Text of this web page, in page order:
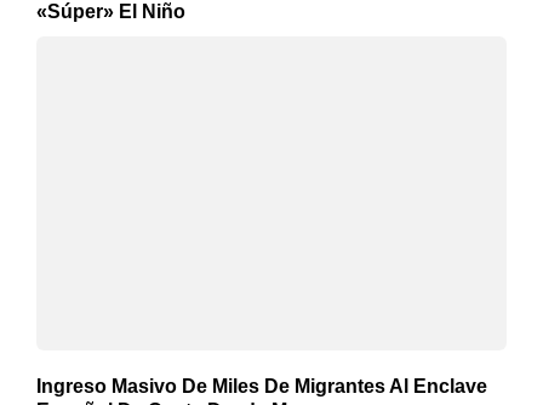
«Súper» El Niño
Ingreso Masivo De Miles De Migrantes Al Enclave